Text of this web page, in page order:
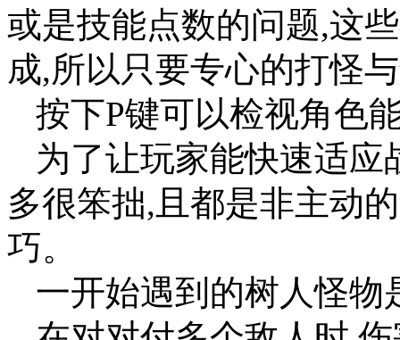
或是技能点数的问题,这
成,所以只要专心的打怪
按下P键可以检视角色
为了让玩家能快速适
多很笨拙,且都是非主动
巧。
一开始遇到的树人怪物